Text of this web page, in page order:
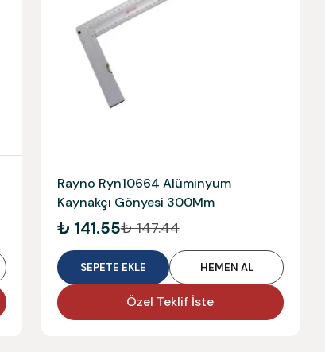
Rayno Ryn10664 Alüminyum
Kaynakçı Gönyesi 300Mm
₺ 141.55₺ 147.44
SEPETE EKLE HEMEN AL
Özel Teklif İste